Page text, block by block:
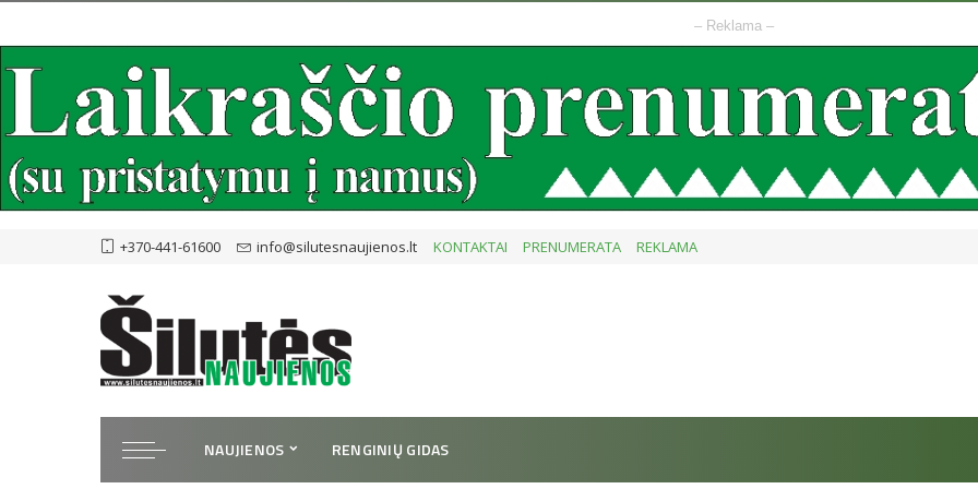
– Reklama –
+370-441-61600 info@silutesnaujienos.lt KONTAKTAI PRENUMERATA REKLAMA
NAUJIENOS RENGINIŲ GIDAS